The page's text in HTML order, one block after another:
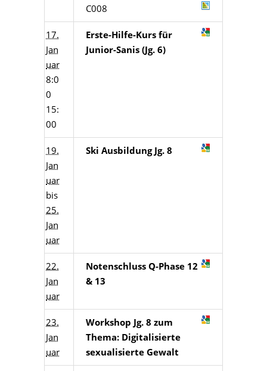
C008
17.
Jan
uar
8:0
0
15:
00
Erste-Hilfe-Kurs für
Junior-Sanis (Jg. 6)
19.
Jan
uar
bis
25.
Jan
uar
Ski Ausbildung Jg. 8
22.
Jan
uar
Notenschluss Q-Phase 12
& 13
23.
Jan
uar
Workshop Jg. 8 zum
Thema: Digitalisierte
sexualisierte Gewalt